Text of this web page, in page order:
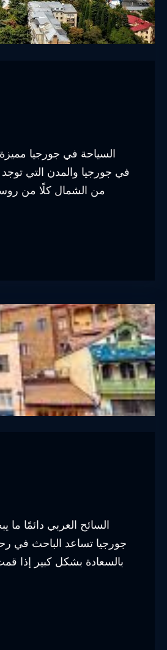
السياحة في جورجيا
في جورجيا والمدن التي
من الشمال كلًا من
السائح العربي دائمًا
جورجيا تساعد الباحث في
بالسعادة بشكل كبير إذا